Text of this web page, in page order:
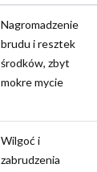
Nagromadzenie
brudu i resztek
środków, zbyt
mokre mycie
Wilgoć i
zabrudzenia